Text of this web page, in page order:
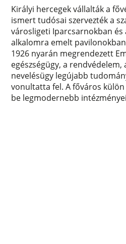
Királyi hercegek vállalták a
ismert tudósai szervezték a
városligeti Iparcsarnokban és
alkalomra emelt
1926 nyarán megrendezett
egészségügy, a rendvédelem,
nevelésügy legújabb
vonultatta fel. A főváros
be legmodernebb